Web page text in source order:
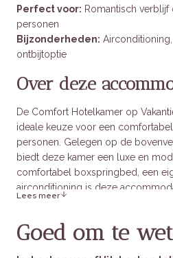
Perfect voor: Romantisch
personen
Bijzonderheden:
ontbijtoptie
Over deze
De Comfort Hotelkamer op
ideale keuze voor een
personen. Gelegen op de
biedt deze kamer een luxe en
comfortabel boxspringbed, een
airconditioning is deze
Lees meer
Goed om te